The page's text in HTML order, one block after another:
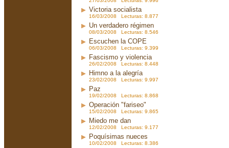
Victoria socialista
16/03/2008 Lecturas: 8.877
Un verdadero régimen
08/03/2008 Lecturas: 8.546
Escuchen la COPE
06/03/2008 Lecturas: 9.399
Fascismo y violencia
26/02/2008 Lecturas: 8.448
Himno a la alegría
23/02/2008 Lecturas: 9.997
Paz
19/02/2008 Lecturas: 8.868
Operación "fariseo"
15/02/2008 Lecturas: 9.865
Miedo me dan
12/02/2008 Lecturas: 9.177
Poquísimas nueces
10/02/2008 Lecturas: 8.386